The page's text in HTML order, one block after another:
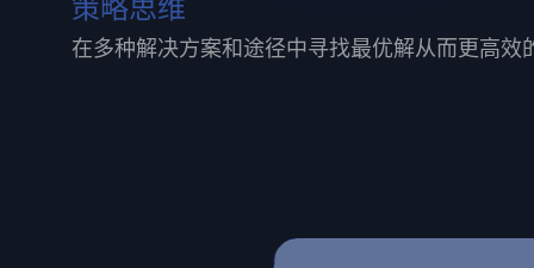
在多种解决方案和途径中寻找最优解从而更高效